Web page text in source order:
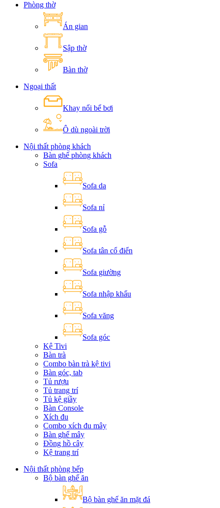
Phòng thờ
Án gian
Sập thờ
Bàn thờ
Ngoại thất
Khay nổi bể bơi
Ô dù ngoài trời
Nội thất phòng khách
Bàn ghế phòng khách
Sofa
Sofa da
Sofa nỉ
Sofa gỗ
Sofa tân cổ điển
Sofa giường
Sofa nhập khẩu
Sofa văng
Sofa góc
Kệ Tivi
Bàn trà
Combo bàn trà kệ tivi
Bàn góc, tab
Tủ rượu
Tủ trang trí
Tủ kệ giầy
Bàn Console
Xích đu
Combo xích đu mây
Bàn ghế mây
Đồng hồ cây
Kệ trang trí
Nội thất phòng bếp
Bộ bàn ghế ăn
Bộ bàn ghế ăn mặt đá